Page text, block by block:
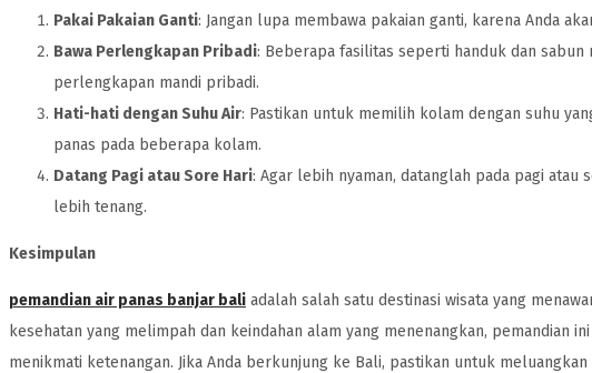
Pakai Pakaian Ganti: Jangan lupa membawa pakaian ganti, karena Anda
Bawa Perlengkapan Pribadi: Beberapa fasilitas seperti handuk dan sabun
perlengkapan mandi pribadi.
Hati-hati dengan Suhu Air: Pastikan untuk memilih kolam dengan suhu
panas pada beberapa kolam.
Datang Pagi atau Sore Hari: Agar lebih nyaman, datanglah pada pagi atau
lebih tenang.
Kesimpulan
pemandian air panas banjar bali adalah salah satu destinasi wisata yang
kesehatan yang melimpah dan keindahan alam yang menenangkan, pemandian
menikmati ketenangan. Jika Anda berkunjung ke Bali, pastikan untuk